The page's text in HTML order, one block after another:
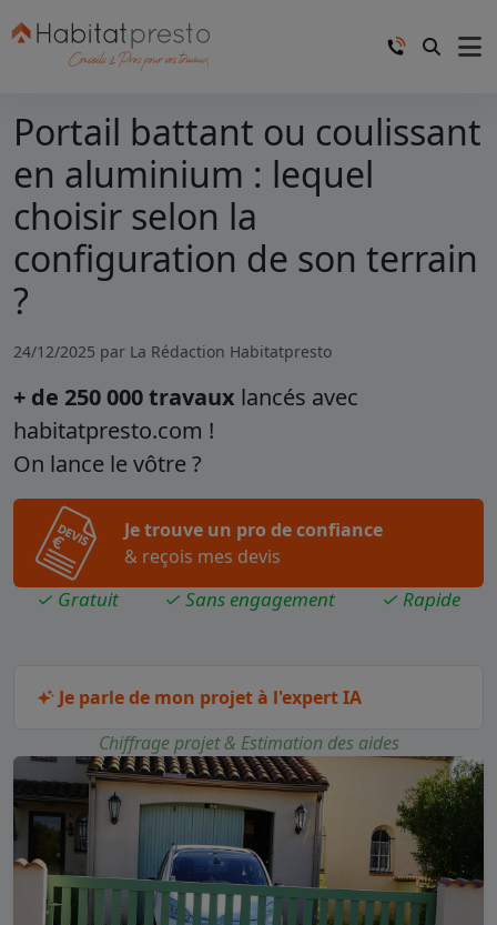
Portail battant ou coulissant
en aluminium : lequel
choisir selon la
configuration de son terrain
?
24/12/2025 par La Rédaction Habitatpresto
+ de 250 000 travaux lancés avec
habitatpresto.com !
On lance le vôtre ?
Je trouve un pro de confiance
& reçois mes devis
✓ Gratuit ✓ Sans engagement ✓ Rapide
Je parle de mon projet à l'expert IA
Chiffrage projet & Estimation des aides